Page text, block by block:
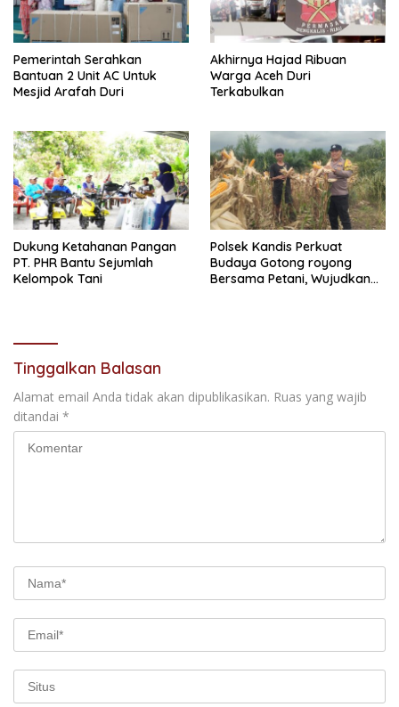
Pemerintah Serahkan
Bantuan 2 Unit AC Untuk
Mesjid Arafah Duri
Akhirnya Hajad Ribuan
Warga Aceh Duri
Terkabulkan
Dukung Ketahanan Pangan
PT. PHR Bantu Sejumlah
Kelompok Tani
Polsek Kandis Perkuat
Budaya Gotong royong
Bersama Petani, Wujudkan
Tinggalkan Balasan
Alamat email Anda tidak akan dipublikasikan. Ruas yang wajib
ditandai *